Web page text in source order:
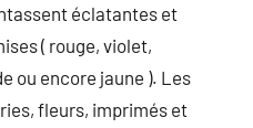
éclatantes et
( rouge, violet,
ou encore jaune ). Les
fleurs, imprimés et